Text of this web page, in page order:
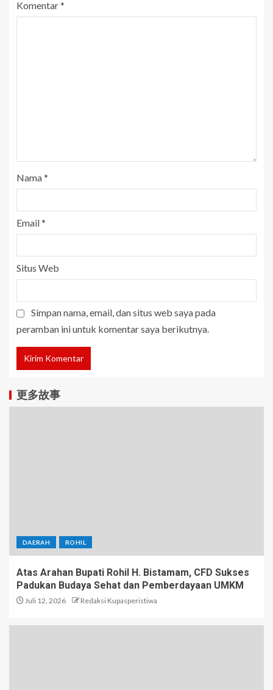
Komentar*
Nama*
Email*
Situs Web
Simpan nama, email, dan situs web saya pada
peramban ini untuk komentar saya berikutnya.
更多故事
DAERAH ROHIL
Atas Arahan Bupati Rohil H. Bistamam, CFD Sukses
Padukan Budaya Sehat dan Pemberdayaan UMKM
Juli 12, 2026 Redaksi Kupasperistiwa